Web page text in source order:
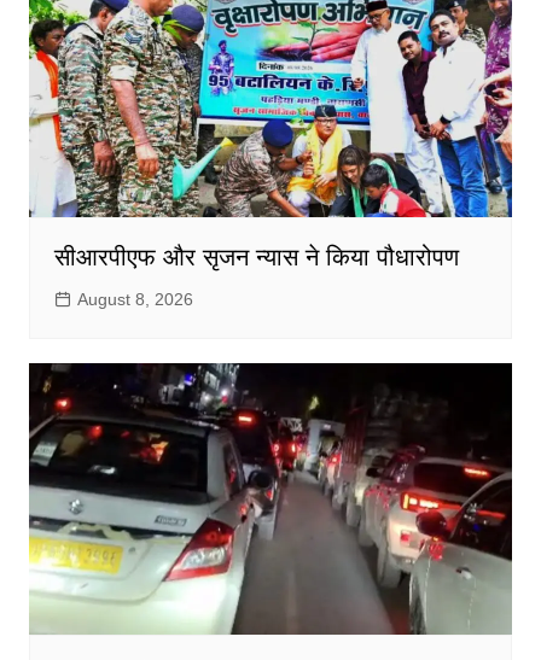
सीआरपीएफ और सृजन न्यास ने किया पौधारोपण
August 8, 2026